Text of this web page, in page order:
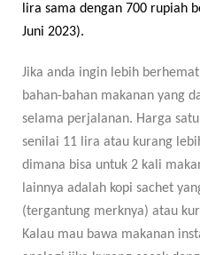
lira sama dengan 700 rupiah
Juni 2023).
Jika anda ingin lebih
bahan-bahan makanan yang
selama perjalanan. Harga
senilai 11 lira atau kurang
dimana bisa untuk 2 kali
lainnya adalah kopi sachet
(tergantung merknya) atau
Kalau mau bawa makanan